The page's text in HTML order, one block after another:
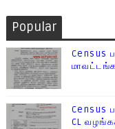
Popular
Census
Census
CL